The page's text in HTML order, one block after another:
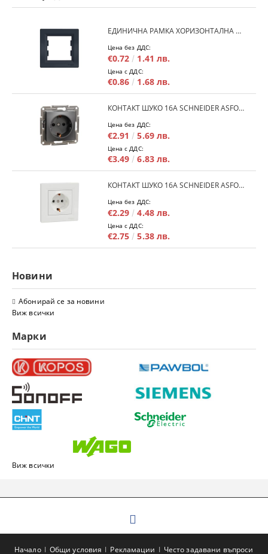
ЕДИНИЧНА РАМКА ХОРИЗОНТАЛНА SCHNEIDER ASFORA EPH5800171 - АНТРАЦИТ
Цена без ДДС:
€0.72 1.41 лв.
Цена с ДДС:
€0.86 1.68 лв.
КОНТАКТ ШУКО 16A SCHNEIDER ASFORA EPH2900171 - АНРАЦИТ
Цена без ДДС:
€2.91 5.69 лв.
Цена с ДДС:
€3.49 6.83 лв.
КОНТАКТ ШУКО 16A SCHNEIDER ASFORA EPH2900121 - БЯЛ
Цена без ДДС:
€2.29 4.48 лв.
Цена с ДДС:
€2.75 5.38 лв.
Новини
Абонирай се за новини
Виж всички
Марки
Виж всички
Начало Общи условия Рекламации Често задавани въпроси